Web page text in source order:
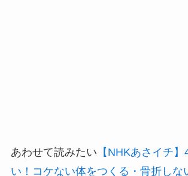
あわせて読みたい 【NHKあさイチ
い！コケない体をつくる・骨折しな